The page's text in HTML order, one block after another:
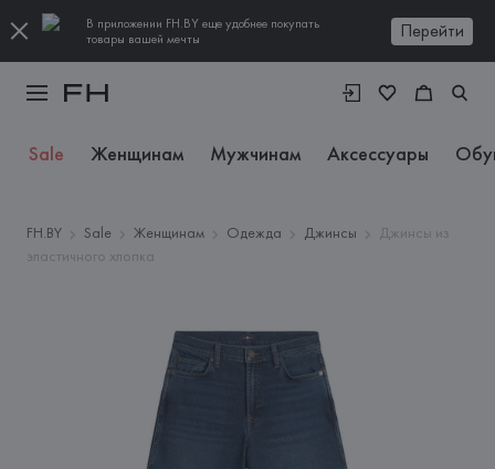
В приложении FH.BY еще удобнее покупать
товары вашей мечты
Перейти
Sale Женщинам Мужчинам Аксессуары
FH.BY Sale Женщинам Одежда Джинсы
Джинсы из
эластичного хлопка